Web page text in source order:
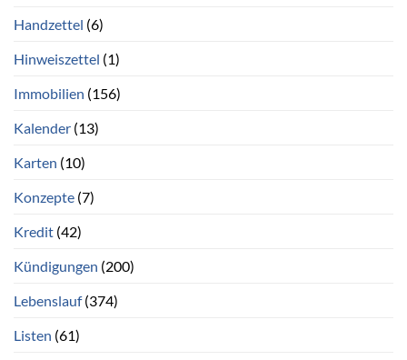
Handzettel (6)
Hinweiszettel (1)
Immobilien (156)
Kalender (13)
Karten (10)
Konzepte (7)
Kredit (42)
Kündigungen (200)
Lebenslauf(374)
Listen (61)